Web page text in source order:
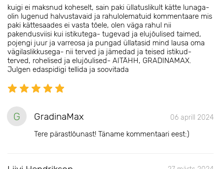
kuigi ei maksnud koheselt, sain paki üllatuslikult kätte lunaga-
olin lugenud halvustavaid ja rahulolematuid kommentaare mis
paki kättesaades ei vasta tõele, olen väga rahul nii
pakendusviisi kui istikutega- tugevad ja elujõulised taimed,
pojengi juur ja varreosa ja pungad üllatasid mind lausa oma
vägilaslikkusega- nii terved ja jämedad ja teised istikud-
terved, rohelised ja elujõulised- AITÄHH, GRADINAMAX.
Julgen edaspidigi tellida ja soovitada
G GradinaMax 06 aprill 2024
Tere pärastlõunast! Täname kommentaari eest:)